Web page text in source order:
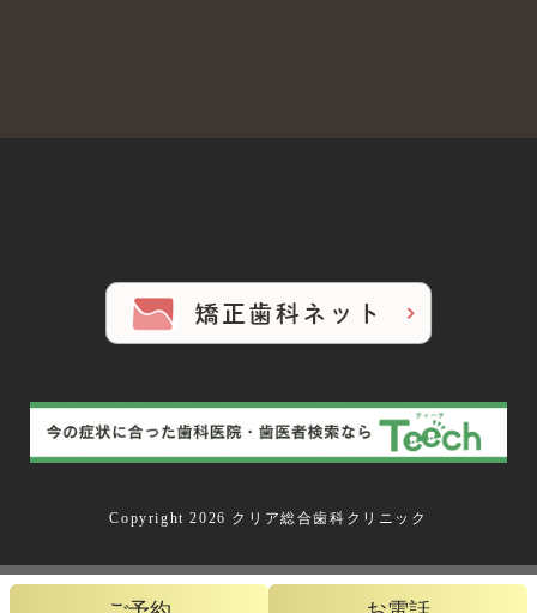
Copyright 2026 クリア総合歯科クリニック